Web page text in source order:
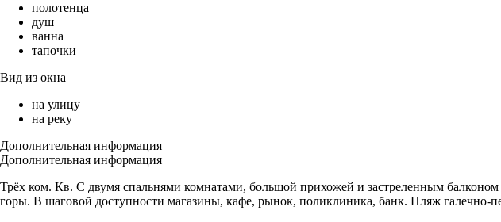
полотенца
душ
ванна
тапочки
Вид из окна
на улицу
на реку
Дополнительная информация
Дополнительная информация
Трёх ком. Кв. С двумя спальнями комнатами, большой прихожей и застреленным
горы. В шаговой доступности магазины, кафе, рынок, поликлиника, банк. Пляж галечно-